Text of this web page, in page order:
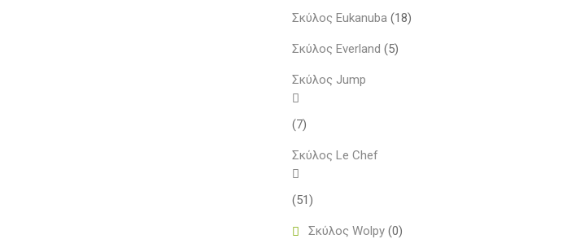
Σκύλος Eukanuba (18)
Σκύλος Everland (5)
Σκύλος Jump
(7)
Σκύλος Le Chef
(51)
Σκύλος Wolpy (0)